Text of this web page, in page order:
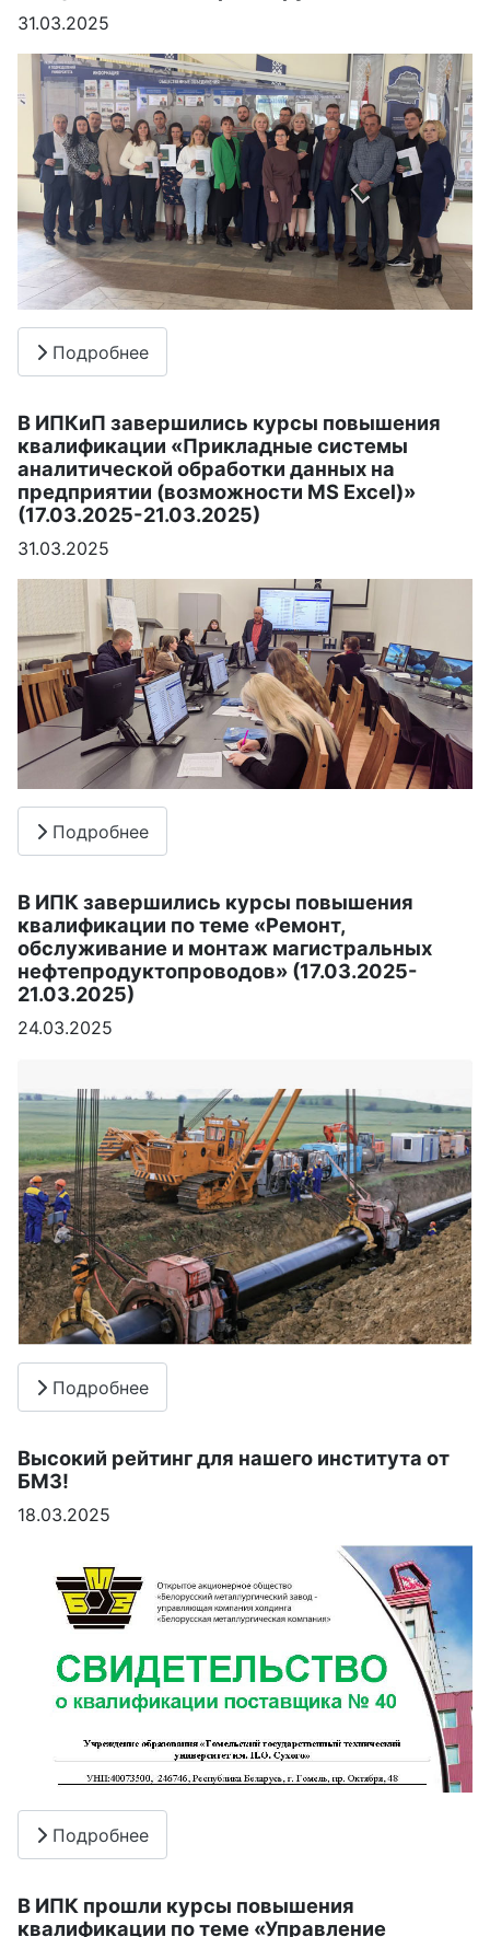
31.03.2025
Подробнее
В ИПКиП завершились курсы повышения
квалификации «Прикладные системы
аналитической обработки данных на
предприятии (возможности MS Excel)»
(17.03.2025-21.03.2025)
31.03.2025
Подробнее
В ИПК завершились курсы повышения
квалификации по теме «Ремонт,
обслуживание и монтаж магистральных
нефтепродуктопроводов» (17.03.2025-
21.03.2025)
24.03.2025
Подробнее
Высокий рейтинг для нашего института от
БМЗ!
18.03.2025
Подробнее
В ИПК прошли курсы повышения
квалификации по теме «Управление